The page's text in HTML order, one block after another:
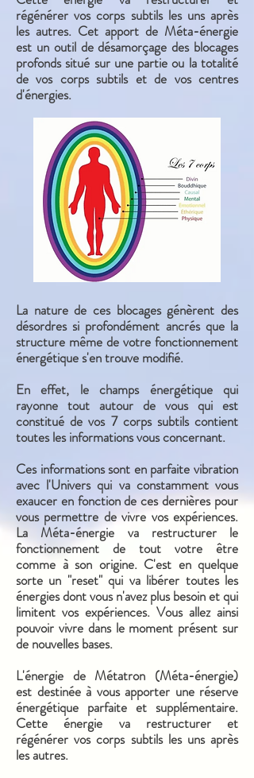
régénérer vos corps subtils les uns après
les autres. Cet apport de Méta-énergie
est un outil de désamorçage des blocages
profonds situé sur une partie ou la totalité
de vos corps subtils et de vos centres
d'énergies.
La nature de ces blocages génèrent des
désordres si profondément ancrés que la
structure même de votre fonctionnement
énergétique s'en trouve modifié.
En effet, le champs énergétique qui
rayonne tout autour de vous qui est
constitué de vos 7 corps subtils contient
toutes les informations vous concernant.
Ces informations sont en parfaite vibration
avec l'Univers qui va constamment vous
exaucer en fonction de ces dernières pour
vous permettre de vivre vos expériences.
La Méta-énergie va restructurer le
fonctionnement de tout votre être
comme à son origine. C'est en quelque
sorte un "reset" qui va libérer toutes les
énergies dont vous n'avez plus besoin et qui
limitent vos expériences. Vous allez ainsi
pouvoir vivre dans le moment présent sur
de nouvelles bases.
L'énergie de Métatron (Méta-énergie)
est destinée à vous apporter une réserve
énergétique parfaite et supplémentaire.
Cette énergie va restructurer et
régénérer vos corps subtils les uns après
les autres.